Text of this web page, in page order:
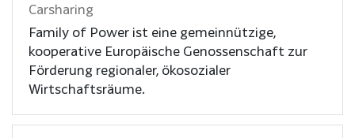
Carsharing
Family of Power ist eine gemeinnützige,
kooperative Europäische Genossenschaft zur
Förderung regionaler, ökosozialer
Wirtschaftsräume.